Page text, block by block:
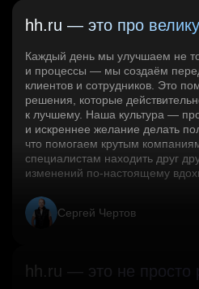
hh.ru — это про
Каждый день мы улучшаем не
и процессы — мы создаём
клиентов и сотрудников. Это
решения, которые
к лучшему. Наша культура —
и искреннее желание делать
что помогаем крутым
специалистам находить друг
изменений по‑настоящему
Сергей Чертов
hh.ru — это не просто